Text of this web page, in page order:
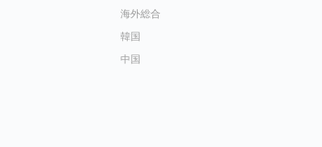
海外総合
韓国
中国